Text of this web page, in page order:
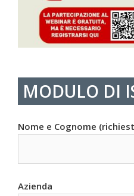
MODULO DI
Nome e Cognome
Azienda